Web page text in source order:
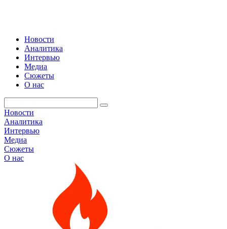
Новости
Аналитика
Интервью
Медиа
Сюжеты
О нас
Новости
Аналитика
Интервью
Медиа
Сюжеты
О нас